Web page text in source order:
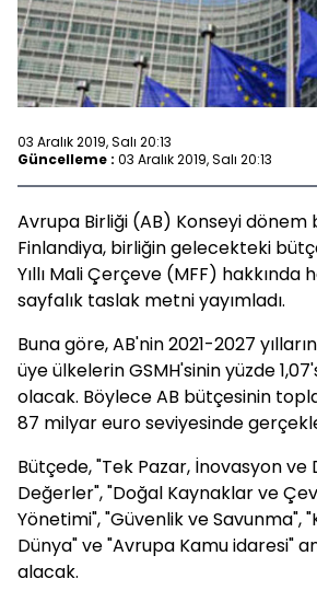
03 Aralık 2019, Salı 20:13
Güncelleme : 03 Aralık 2019, Salı 20:13
Avrupa Birliği (AB) Konseyi dönem
Finlandiya, birliğin gelecekteki
Yıllı Mali Çerçeve (MFF) hakkında
sayfalık taslak metni yayımladı.
Buna göre, AB'nin 2021-2027
üye ülkelerin GSMH'sinin yüzde
olacak. Böylece AB bütçesinin
87 milyar euro seviyesinde
Bütçede, "Tek Pazar, İnovasyon ve
Değerler", "Doğal Kaynaklar ve
Yönetimi", "Güvenlik ve Savunma",
Dünya" ve "Avrupa Kamu idaresi"
alacak.